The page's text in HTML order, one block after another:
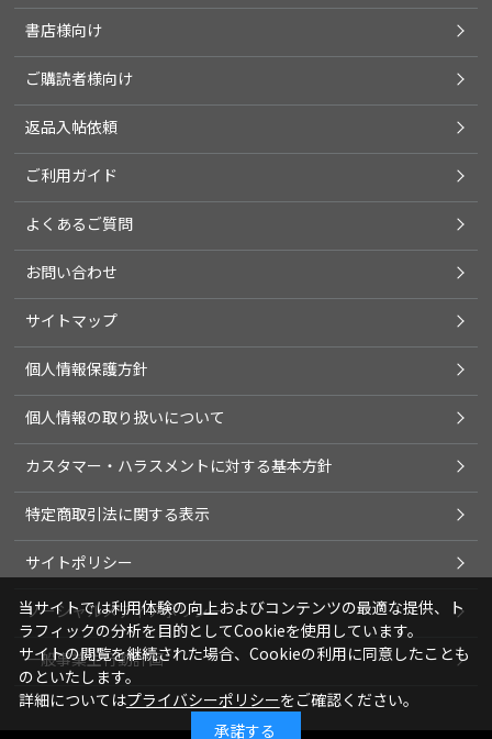
書店様向け
ご購読者様向け
返品入帖依頼
ご利用ガイド
よくあるご質問
お問い合わせ
サイトマップ
個人情報保護方針
個人情報の取り扱いについて
カスタマー・ハラスメントに対する基本方針
特定商取引法に関する表示
サイトポリシー
ソーシャルメディアポリシー
一般事業主行動計画
当サイトでは利用体験の向上およびコンテンツの最適な提供、ト
ラフィックの分析を目的としてCookieを使用しています。
サイトの閲覧を継続された場合、Cookieの利用に同意したことも
のといたします。
詳細についてはプライバシーポリシーをご確認ください。
承諾する